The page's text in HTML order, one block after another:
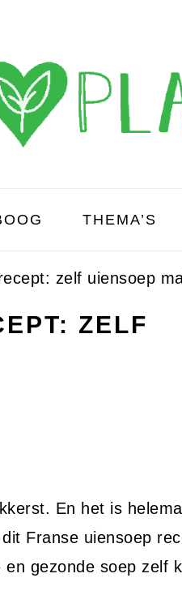
THEMA’S
zelf uiensoep
ZELF
En het is
Franse uiensoep
gezonde soep zelf